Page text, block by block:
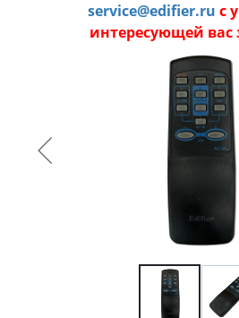
service@edifier.ru с
интересующей вас